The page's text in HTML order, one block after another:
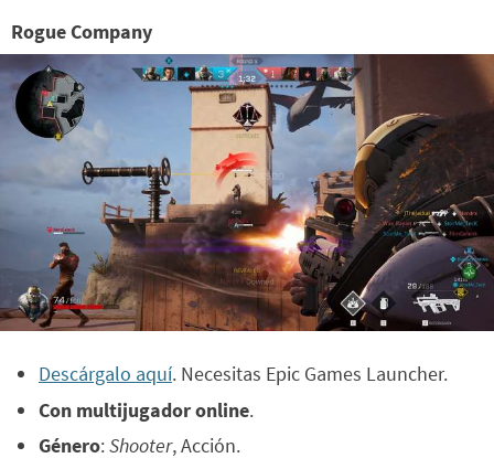
Rogue Company
Descárgalo aquí. Necesitas Epic Games Launcher.
Con multijugador online.
Género:Shooter, Acción.